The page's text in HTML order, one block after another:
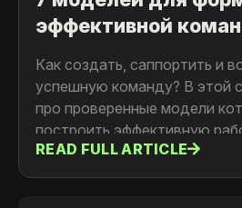
эффективной
Как создать, саппортить и
успешную команду? В этой
про проверенные модели
построить эффективную
команды
READ FULL ARTICLE